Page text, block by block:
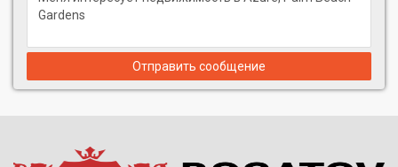
Отправить сообщение